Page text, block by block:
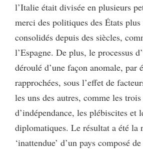
l’Italie était divisée en plusieurs
merci des politiques des États
consolidés depuis des siècles,
l’Espagne. De plus, le processus
déroulé d’une façon anomale, par
rapprochées, sous l’effet de
les uns des autres, comme les
d’indépendance, les plébiscites et
diplomatiques. Le résultat a été la
‘inattendue’ d’un pays composé